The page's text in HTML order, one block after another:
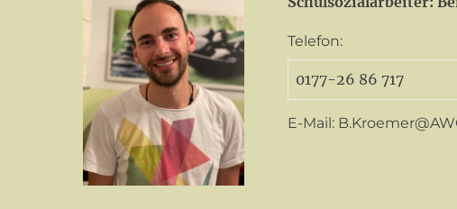
Telefon:
0177-26 86 717
E-Mail: